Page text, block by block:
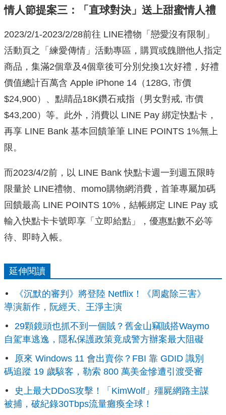
情人節提案三：「直球對決」送上甜蜜情人禮
2023/2/1-2023/2/28前往 LINE禮物「 戀愛沒有限制」
活動頁之「練愛傳情」活動專區， 購買或餽贈他人指定
商品，集滿2個章及4個章後可分別兌換1次好禮，好禮
價值總計百萬含 Apple iPhone 14（128G, 市價
$24,900）、點睛品18K鑽石戒指（男女對戒, 市價
$43,200）等。此外，消費以 LINE Pay 綁定快點卡，
再享 LINE Bank 基本回饋筆筆 LINE POINTS 1%無上
限。
而2023/4/2前，以 LINE Bank 快點卡週一到週五限時
限量於 LINE禮物、momo購物網消費，首筆專屬加碼
回饋最高 LINE POINTS 10%，結帳綁定 LINE Pay 或
輸入快點卡卡號即享「立即給點」，優惠點數不必等
待、 即時入帳。
延伸閱讀
《沉默的審判》將登陸 Netflix！《周處除三害》
導演新作，阮經天、王淨主演
29顆鏡頭也抓不到一個賊？舊金山竊賊搭Waymo
自駕車逃逸，隱私保護政策竟成警方辦案最大阻礙
原來 Windows 11 會出賣你？FBI 靠 GDID 識別
碼追蹤 19 歲駭客，勒索 800 萬美金慘遭引渡受審
史上最大DDoS攻擊！「KimWolf」殭屍網路主謀
被捕，破紀錄30Tbps流量癱瘓全球！